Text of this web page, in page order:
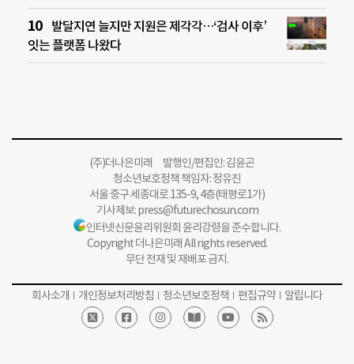
발달지연 늘지만 지원은 제각각…‘검사 이후’
잇는 플랫폼 나왔다
(주)더나은미래 발행인/편집인: 김윤곤
청소년보호정책 책임자: 정유진
서울 중구 세종대로 135-9, 4층(태평로1가)
기사제보:press@futurechosun.com
인터넷신문윤리위원회 윤리강령을 준수합니다.
Copyright 더나은미래 All rights reserved.
무단 전재 및 재배포 금지.
회사소개 개인정보처리방침 청소년보호정책 편집규약 알립니다